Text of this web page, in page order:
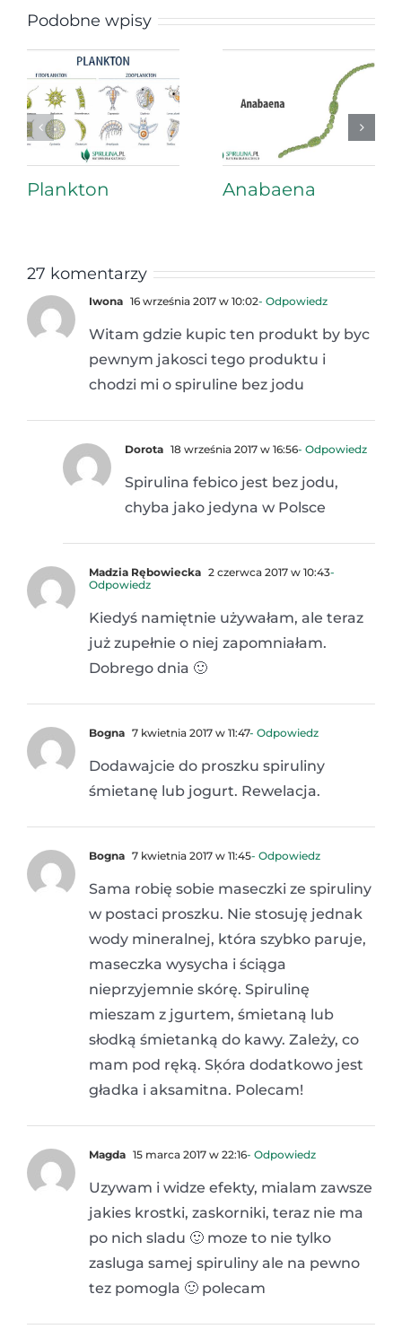
Podobne wpisy
Plankton Anabaena
27 komentarzy
Iwona 16 września 2017 w 10:02- Odpowiedz
Witam gdzie kupic ten produkt by byc
pewnym jakosci tego produktu i
chodzi mi o spiruline bez jodu
Dorota 18 września 2017 w 16:56- Odpowiedz
Spirulina febico jest bez jodu,
chyba jako jedyna w Polsce
Madzia Rębowiecka 2 czerwca 2017 w 10:43-
Odpowiedz
Kiedyś namiętnie używałam, ale teraz
już zupełnie o niej zapomniałam.
Dobrego dnia 🙂
Bogna 7 kwietnia 2017 w 11:47- Odpowiedz
Dodawajcie do proszku spiruliny
śmietanę lub jogurt. Rewelacja.
Bogna 7 kwietnia 2017 w 11:45- Odpowiedz
Sama robię sobie maseczki ze spiruliny
w postaci proszku. Nie stosuję jednak
wody mineralnej, która szybko paruje,
maseczka wysycha i ściąga
nieprzyjemnie skórę. Spirulinę
mieszam z jgurtem, śmietaną lub
słodką śmietanką do kawy. Zależy, co
mam pod ręką. Sķóra dodatkowo jest
gładka i aksamitna. Polecam!
Magda 15 marca 2017 w 22:16- Odpowiedz
Uzywam i widze efekty, mialam zawsze
jakies krostki, zaskorniki, teraz nie ma
po nich sladu 🙂 moze to nie tylko
zasluga samej spiruliny ale na pewno
tez pomogla 🙂 polecam